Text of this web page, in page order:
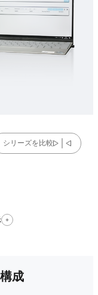
シリーズを比較
成